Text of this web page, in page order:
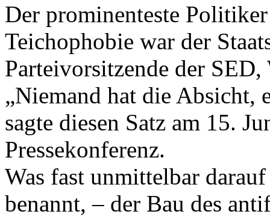
Der prominenteste
Teichophobie war der
Parteivorsitzende der
„Niemand hat die Absicht,
sagte diesen Satz am 15.
Pressekonferenz.
Was fast unmittelbar
benannt, – der Bau des